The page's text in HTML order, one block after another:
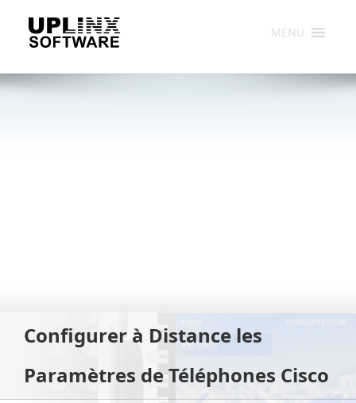
content
MENU
Configurer à Distance les
Paramètres de Téléphones Cisco